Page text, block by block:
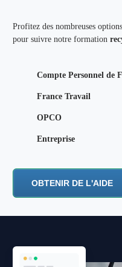
Profitez des nombreuses
pour suivre notre formation
Compte Personnel de
France Travail
OPCO
Entreprise
OBTENIR DE L'AIDE